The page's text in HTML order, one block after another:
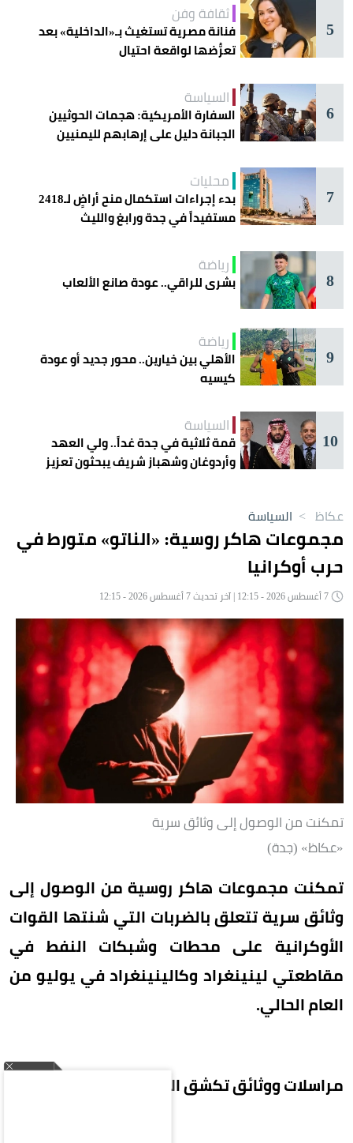
5
ثقافة وفن
فنانة مصرية تستغيث بـ«الداخلية» بعد
تعرُّضها لواقعة احتيال
6
السياسة
السفارة الأمريكية: هجمات الحوثيين
الجبانة دليل على إرهابهم لليمنيين
7
محليات
بدء إجراءات استكمال منح أراضٍ لـ2418
مستفيداً في جدة ورابغ والليث
8
رياضة
بشرى للراقي.. عودة صانع الألعاب
9
رياضة
الأهلي بين خيارين.. محور جديد أو عودة
كيسيه
10
السياسة
قمة ثلاثية في جدة غداً.. ولي العهد
وأردوغان وشهباز شريف يبحثون تعزيز
عكاظ > السياسة
مجموعات هاكر روسية: «الناتو» متورط في
حرب أوكرانيا
تمكنت من الوصول إلى وثائق سرية
«عكاظ» (جدة)
تمكنت مجموعات هاكر روسية من الوصول إلى
وثائق سرية تتعلق بالضربات التي شنتها القوات
الأوكرانية على محطات وشبكات النفط في
مقاطعتي لينينغراد وكالينينغراد في يوليو من
العام الحالي.
مراسلات ووثائق تكشق الإحداثيات